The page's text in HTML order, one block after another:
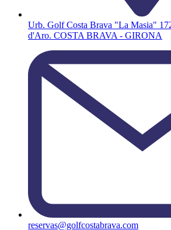
Urb. Golf Costa Brava "La Masia"
d'Aro. COSTA BRAVA - GIRONA
reservas@golfcostabrava.com